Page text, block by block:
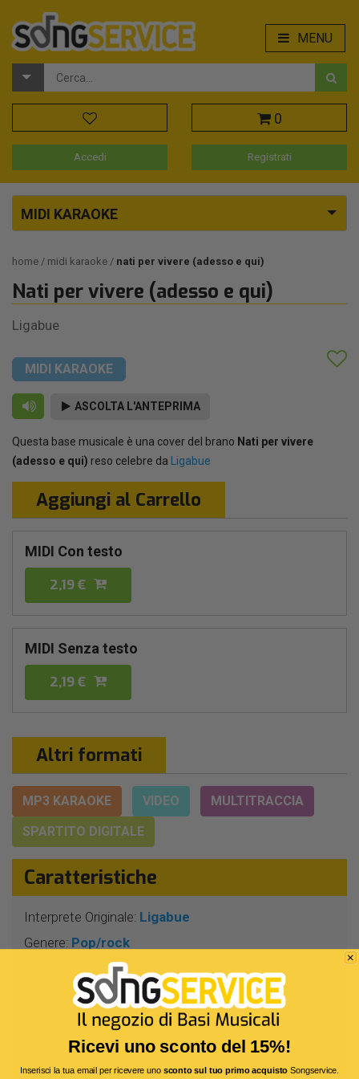
MENU
0
Accedi Registrati
MIDI KARAOKE
home midi karaoke nati per vivere (adesso e qui)
Nati per vivere (adesso e qui)
Ligabue
MIDI KARAOKE
ASCOLTA L'ANTEPRIMA
Questa base musicale è una cover del brano Nati per vivere
(adesso e qui) reso celebre da Ligabue
Aggiungi al Carrello
MIDI Con testo
2,19 €
MIDI Senza testo
2,19 €
Altri formati
MP3 KARAOKE VIDEO
MULTITRACCIA
SPARTITO DIGITALE
Caratteristiche
Interprete Originale: Ligabue
Genere: Pop/rock
L.Ligabue
3 Min 54 Sec
Segnatura: 4/4
206
Tonalità:LA
Ricevi uno sconto del 15%!
Inserisci la tua email per ricevere uno sconto sul tuo primo acquistoSongservice.